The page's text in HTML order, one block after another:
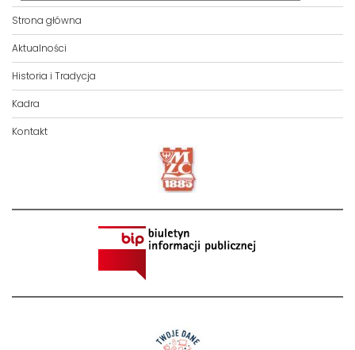
Strona główna
Aktualności
Historia i Tradycja
Kadra
Kontakt